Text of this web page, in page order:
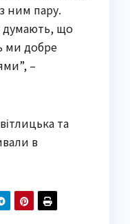
ним пару.
думають, що
ми добре
–
та
в